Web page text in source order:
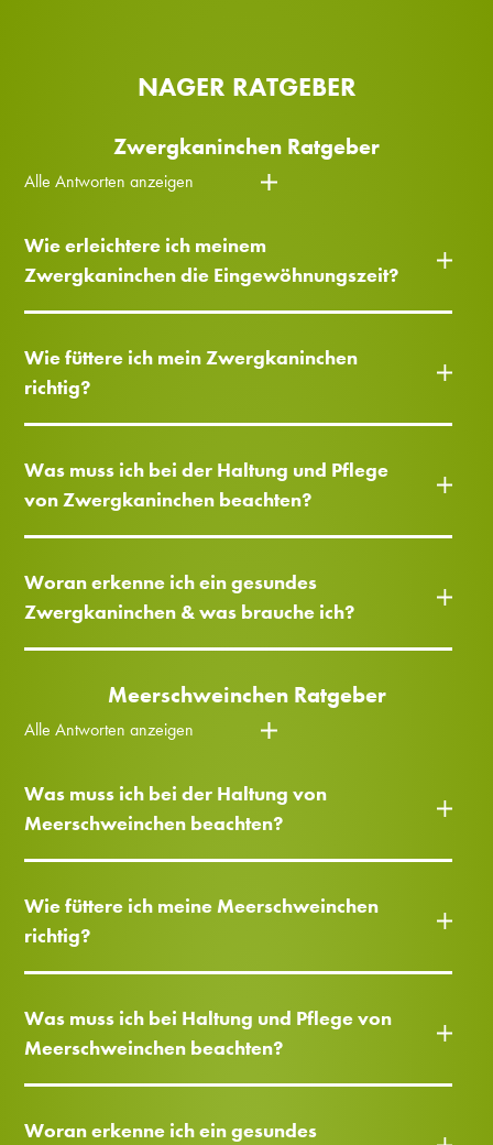
NAGER RATGEBER
Zwergkaninchen Ratgeber
Alle Antworten anzeigen
Wie erleichtere ich meinem
Zwergkaninchen die Eingewöhnungszeit?
Wie füttere ich mein Zwergkaninchen
richtig?
Was muss ich bei der Haltung und Pflege
von Zwergkaninchen beachten?
Woran erkenne ich ein gesundes
Zwergkaninchen & was brauche ich?
Meerschweinchen Ratgeber
Alle Antworten anzeigen
Was muss ich bei der Haltung von
Meerschweinchen beachten?
Wie füttere ich meine Meerschweinchen
richtig?
Was muss ich bei Haltung und Pflege von
Meerschweinchen beachten?
Woran erkenne ich ein gesundes